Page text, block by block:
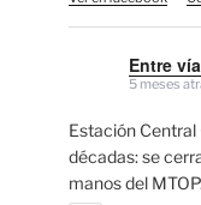
Entre
5 meses
Estación Central
décadas: se
manos del MTOP.